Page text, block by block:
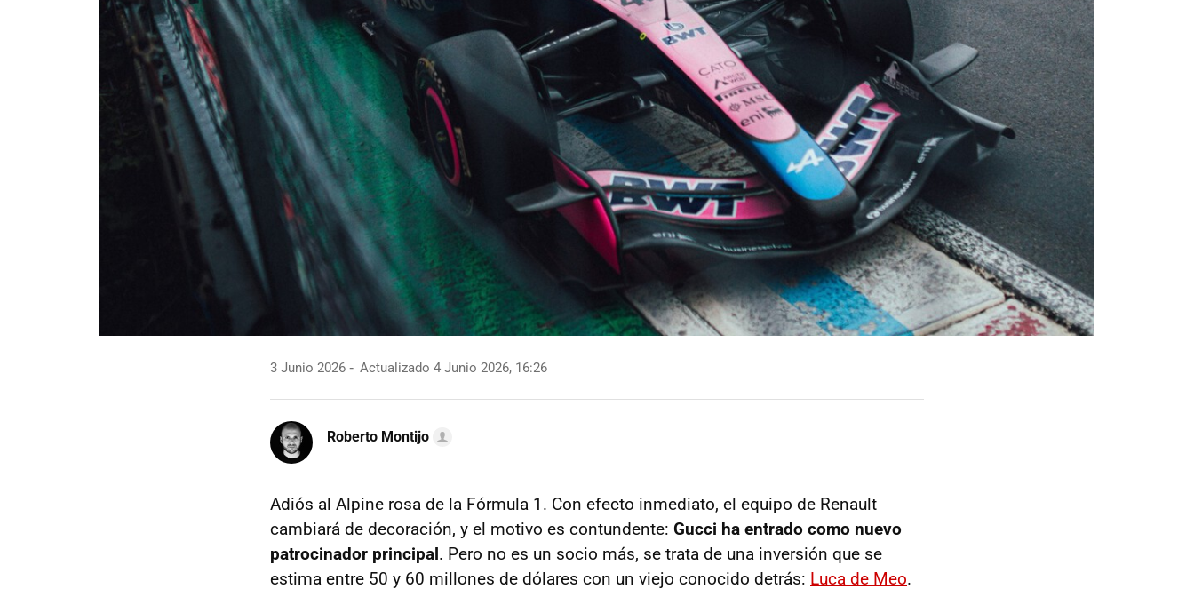
3 Junio 2026 Actualizado 4 Junio 2026, 16:26
Roberto Montijo
Adiós al Alpine rosa de la Fórmula 1. Con efecto inmediato, el equipo de Renault
cambiará de decoración, y el motivo es contundente: Gucci ha entrado como nuevo
patrocinador principal. Pero no es un socio más, se trata de una inversión que se
estima entre 50 y 60 millones de dólares con un viejo conocido detrás: Luca de Meo.